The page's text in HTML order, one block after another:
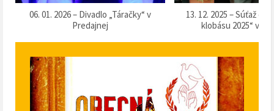
06. 01. 2026 – Divadlo „Táračky“ v
Predajnej
13. 12. 2025 – Súťaž o
klobásu 2025“ v